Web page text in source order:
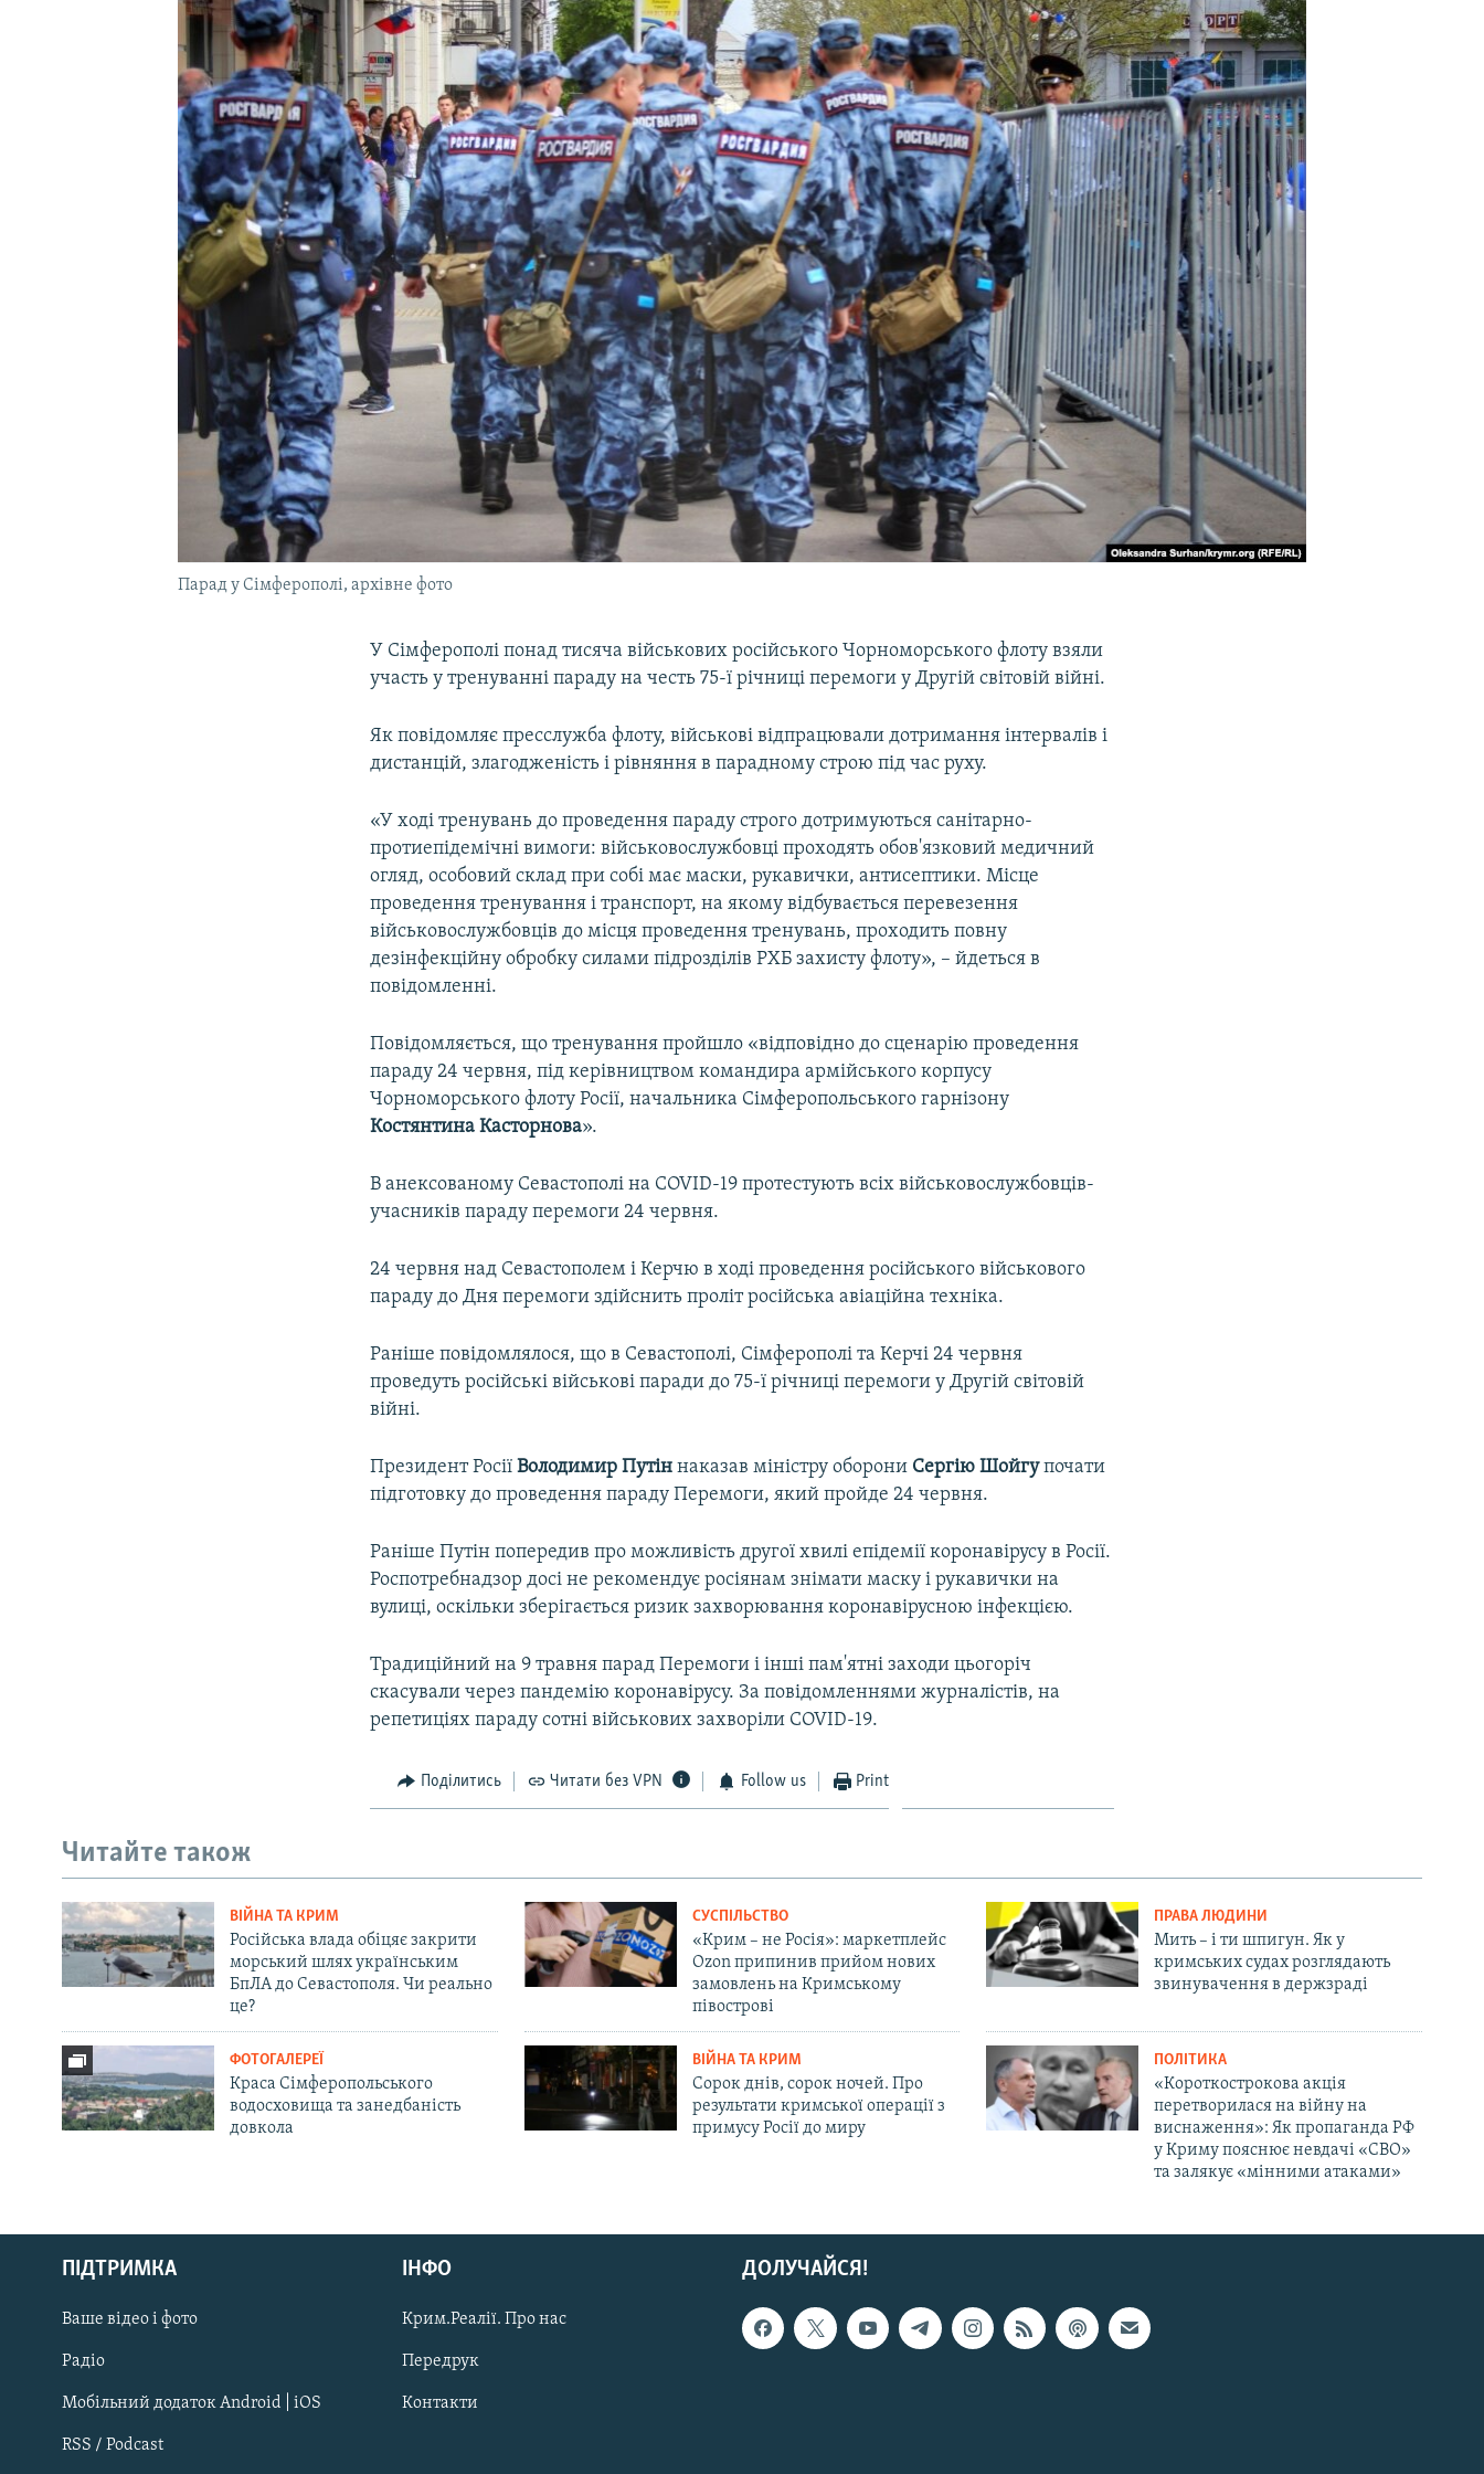
УКРАЇНСЬКА ПРОБЛЕМА КРИМУ
Русский
Qırımtatar
ДОЛУЧАЙСЯ!
Парад у Сімферополі, архівне фото
У Сімферополі понад тисяча військових російського Чорноморського флоту взяли
участь у тренуванні параду на честь 75-ї річниці перемоги у Другій світовій війні.
Як повідомляє пресслужба флоту, військові відпрацювали дотримання інтервалів і
дистанцій, злагодженість і рівняння в парадному строю під час руху.
«У ході тренувань до проведення параду строго дотримуються санітарно-
протиепідемічні вимоги: військовослужбовці проходять обов'язковий медичний
огляд, особовий склад при собі має маски, рукавички, антисептики. Місце
проведення тренування і транспорт, на якому відбувається перевезення
військовослужбовців до місця проведення тренувань, проходить повну
дезінфекційну обробку силами підрозділів РХБ захисту флоту», – йдеться в
повідомленні.
Повідомляється, що тренування пройшло «відповідно до сценарію проведення
параду 24 червня, під керівництвом командира армійського корпусу
Чорноморського флоту Росії, начальника Сімферопольського гарнізону
Костянтина Касторнова».
В анексованому Севастополі на COVID-19 протестують всіх військовослужбовців-
учасників параду перемоги 24 червня.
24 червня над Севастополем і Керчю в ході проведення російського військового
параду до Дня перемоги здійснить проліт російська авіаційна техніка.
Раніше повідомлялося, що в Севастополі, Сімферополі та Керчі 24 червня
проведуть російські військові паради до 75-ї річниці перемоги у Другій світовій
війні.
Президент РосіїВолодимир Путін наказав міністру оборони Сергію Шойгупочати
підготовку до проведення параду Перемоги, який пройде 24 червня.
Раніше Путін попередив про можливість другої хвилі епідемії коронавірусу в Росії.
Роспотребнадзор досі не рекомендує росіянам знімати маску і рукавички на
вулиці, оскільки зберігається ризик захворювання коронавірусною інфекцією.
Традиційний на 9 травня парад Перемоги і інші пам'ятні заходи цьогоріч
скасували через пандемію коронавірусу. За повідомленнями журналістів, на
репетиціях параду сотні військових захворіли COVID-19.
Поділитись Читати без VPN Follow us Print
Читайте також
ВІЙНА ТА КРИМ
Російська влада обіцяє закрити
морський шлях українським
БпЛА до Севастополя. Чи реально
це?
СУСПІЛЬСТВО
«Крим – не Росія»: маркетплейс
Ozon припинив прийом нових
замовлень на Кримському
півострові
ПРАВА ЛЮДИНИ
Мить – і ти шпигун. Як у
кримських судах розглядають
звинувачення в держзраді
ФОТОГАЛЕРЕЇ
Краса Сімферопольського
водосховища та занедбаність
довкола
ВІЙНА ТА КРИМ
Сорок днів, сорок ночей. Про
результати кримської операції з
примусу Росії до миру
ПОЛІТИКА
«Короткострокова акція
перетворилася на війну на
виснаження»: Як пропаганда РФ
у Криму пояснює невдачі «СВО»
та залякує «мінними атаками»
ДОЛУЧАЙСЯ!
ПІДТРИМКА
Ваше відео і фото
Радіо
Мобільний додаток Android | iOS
RSS / Podcast
ІНФО
Крим.Реалії. Про нас
Передрук
Контакти